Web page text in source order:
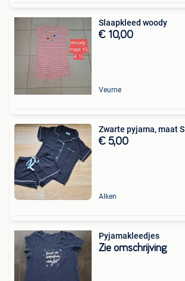
Slaapkleed woody
€ 10,00
Veurne
Zwarte pyjama, maat S
€ 5,00
Alken
Pyjamakleedjes
Zie omschrijving